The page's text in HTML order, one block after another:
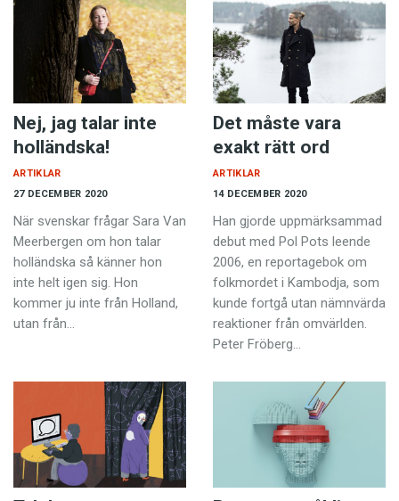
Nej, jag talar inte
holländska!
27 DECEMBER 2020
ARTIKLAR
När svenskar frågar Sara Van
Meerbergen om hon talar
holländska så känner hon
inte helt igen sig. Hon
kommer ju inte från Holland,
utan från…
Det måste vara
exakt rätt ord
14 DECEMBER 2020
ARTIKLAR
Han gjorde uppmärksammad
debut med Pol Pots leende
2006, en reportagebok om
folkmordet i Kambodja, som
kunde fortgå utan nämnvärda
reaktioner från omvärlden.
Peter Fröberg…